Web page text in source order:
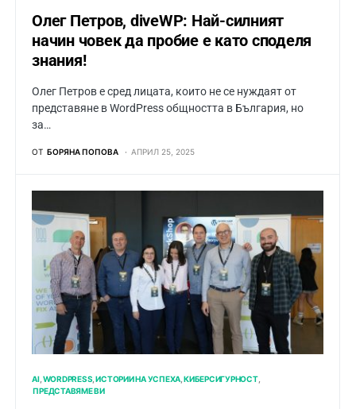
Олег Петров, diveWP: Най-силният
начин човек да пробие е като споделя
знания!
Олег Петров е сред лицата, които не се нуждаят от
представяне в WordPress общността в България, но
за…
ОТ БОРЯНА ПОПОВА АПРИЛ 25, 2025
AI WORDPRESS ИСТОРИИ НА УСПЕХА КИБЕРСИГУРНОСТ
ПРЕДСТАВЯМЕ ВИ